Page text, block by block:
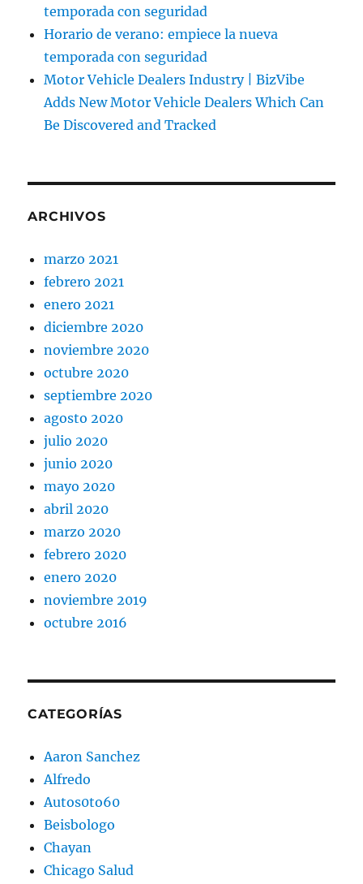
temporada con seguridad
Horario de verano: empiece la nueva
temporada con seguridad
Motor Vehicle Dealers Industry | BizVibe
Adds New Motor Vehicle Dealers Which Can
Be Discovered and Tracked
ARCHIVOS
marzo 2021
febrero 2021
enero 2021
diciembre 2020
noviembre 2020
octubre 2020
septiembre 2020
agosto 2020
julio 2020
junio 2020
mayo 2020
abril 2020
marzo 2020
febrero 2020
enero 2020
noviembre 2019
octubre 2016
CATEGORÍAS
Aaron Sanchez
Alfredo
Autos0to60
Beisbologo
Chayan
Chicago Salud